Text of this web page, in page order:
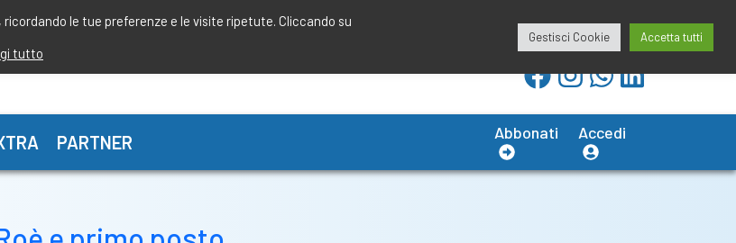
redazione@calciobresciano.it
PARTNER Abbonati Accedi
le tue preferenze e le visite ripetute. Cliccando su
tutto
Gestisci Cookie Accetta tutti